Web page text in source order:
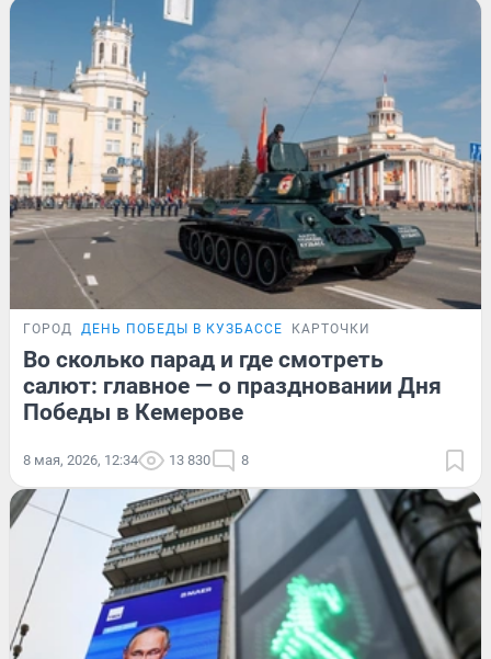
ГОРОД ДЕНЬ ПОБЕДЫ В КУЗБАССЕ КАРТОЧКИ
Во сколько парад и где смотреть
салют: главное — о праздновании Дня
Победы в Кемерове
8 мая, 2026, 12:34 13 830 8